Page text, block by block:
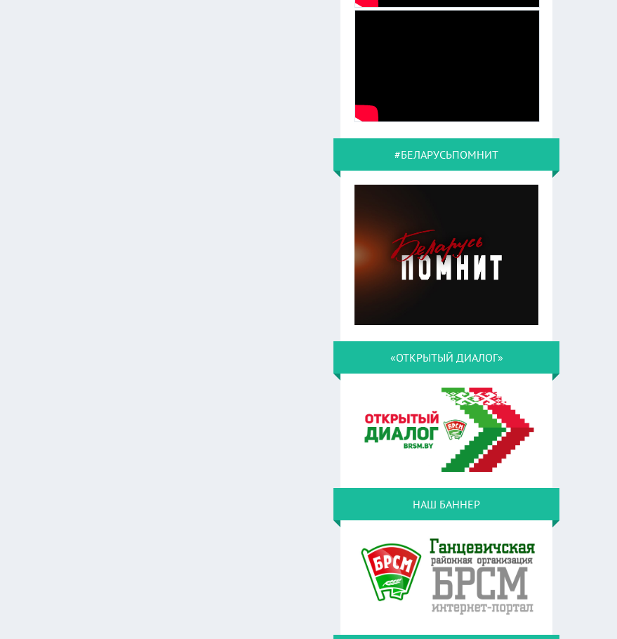
#БЕЛАРУСЬПОМНИТ
«ОТКРЫТЫЙ ДИАЛОГ»
НАШ БАННЕР